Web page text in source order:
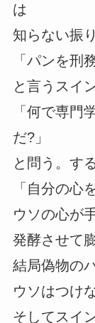
は
知らない振
「パンを刑
と言うスイ
「何で専門
だ?」
と問う。す
「自分の心
ウソの心が
発酵させて
結局偽物の
ウソはつけ
そしてスイ